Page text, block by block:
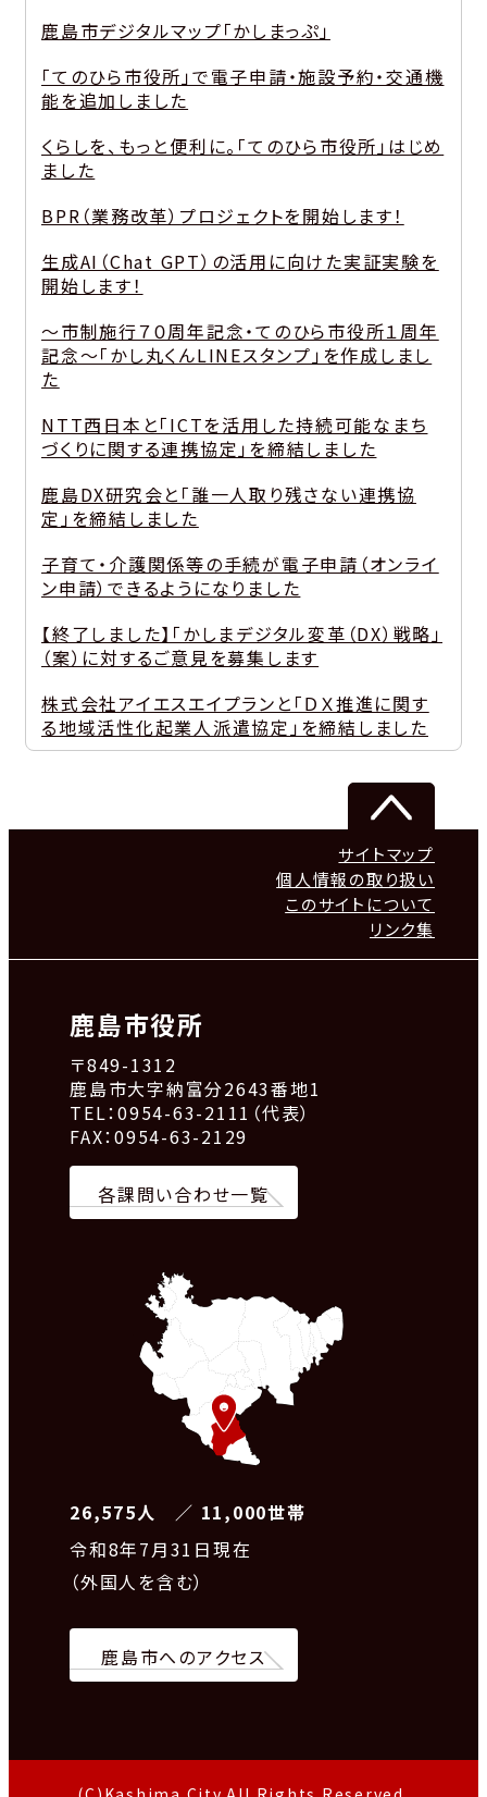
鹿島市デジタルマップ「かしまっぷ」
「てのひら市役所」で電子申請・施設予約・交通機
能を追加しました
くらしを、もっと便利に。「てのひら市役所」はじめ
ました
BPR（業務改革）プロジェクトを開始します！
生成AI（Chat GPT）の活用に向けた実証実験を
開始します！
～市制施行７０周年記念・てのひら市役所１周年
記念～「かし丸くんLINEスタンプ」を作成しまし
た
NTT西日本と「ICTを活用した持続可能なまち
づくりに関する連携協定」を締結しました
鹿島DX研究会と「誰一人取り残さない連携協
定」を締結しました
子育て・介護関係等の手続が電子申請（オンライ
ン申請）できるようになりました
【終了しました】「かしまデジタル変革（DX）戦略」
（案）に対するご意見を募集します
株式会社アイエスエイプランと「ＤＸ推進に関す
る地域活性化起業人派遣協定」を締結しました
サイトマップ
個人情報の取り扱い
このサイトについて
リンク集
鹿島市役所
〒849-1312
鹿島市大字納富分2643番地1
TEL：0954-63-2111（代表）
FAX：0954-63-2129
各課問い合わせ一覧
26,575人 ／ 11,000世帯
令和8年7月31日現在
（外国人を含む）
鹿島市へのアクセス